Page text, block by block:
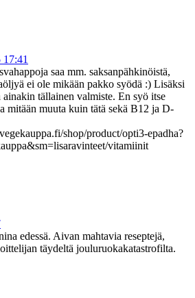
17:41
saa mm. saksanpähkinöistä,
ei ole mikään pakko syödä :) Lisäksi
ainakin tällainen valmiste. En syö itse
mitään muuta kuin tätä sekä B12 ja D-
shop/product/opti3-epadha?
vitamiinit
edessä. Aivan mahtavia reseptejä,
täydeltä jouluruokakatastrofilta.